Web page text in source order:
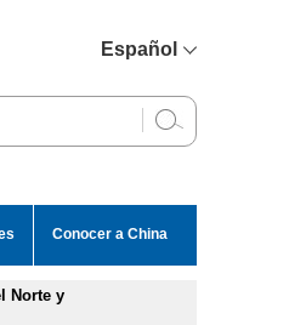
Español
English
Conocer a China
Norte y